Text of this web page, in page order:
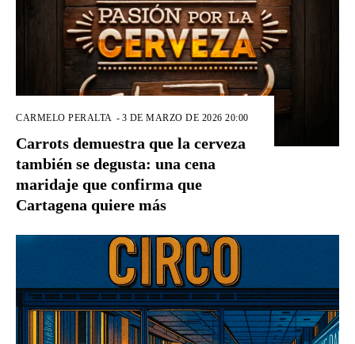
CARMELO PERALTA - 3 DE MARZO DE 2026 20:00
Carrots demuestra que la cerveza
también se degusta: una cena
maridaje que confirma que
Cartagena quiere más